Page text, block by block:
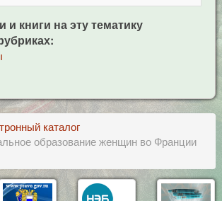
и книги на эту тематику
каталог
образование женщин во Франции